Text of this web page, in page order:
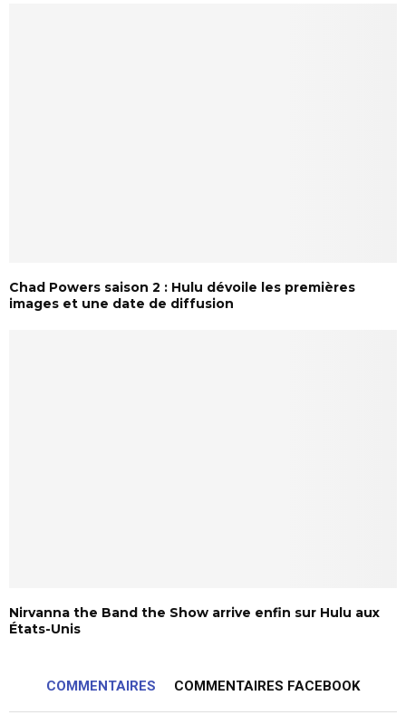
Chad Powers saison 2 : Hulu dévoile les premières
images et une date de diffusion
Nirvanna the Band the Show arrive enfin sur Hulu aux
États-Unis
COMMENTAIRES COMMENTAIRES FACEBOOK